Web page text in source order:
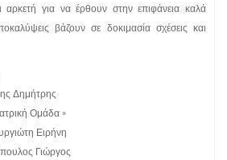
αρκετή για να έρθουν στην επιφάνεια καλά
βάζουν σε δοκιμασία σχέσεις και
Δημήτρης
Ομάδα »
Ειρήνη
Γιώργος